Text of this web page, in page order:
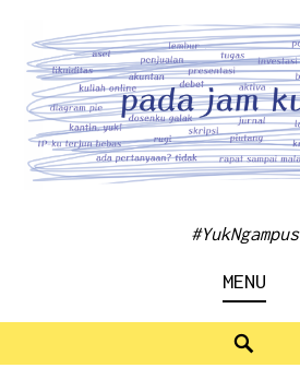
content
#YukNgampus
MENU